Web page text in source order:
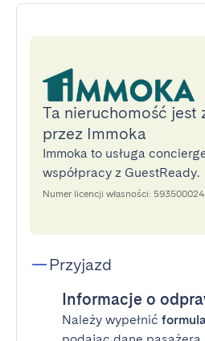
Ta nieruchomość jest
przez Immoka
Immoka to usługa
współpracy z GuestReady.
Numer licencji własności:
Przyjazd
Informacje o
Należy wypełnić